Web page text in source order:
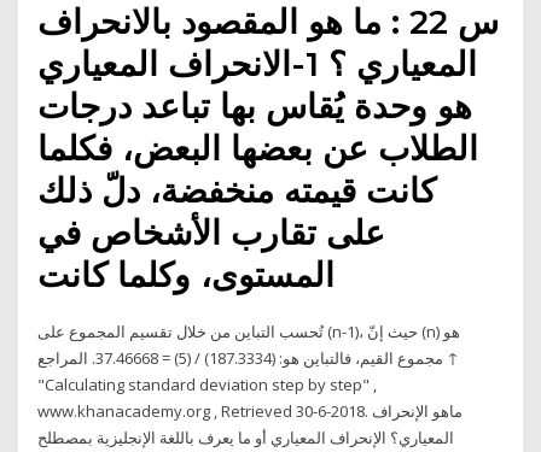
س 22 : ما هو المقصود بالانحراف
المعياري ؟ 1-الانحراف المعياري
هو وحدة يُقاس بها تباعد درجات
الطلاب عن بعضها البعض، فكلما
كانت قيمته منخفضة، دلّ ذلك
على تقارب الأشخاص في
المستوى، وكلما كانت
تُحسب التباين من خلال تقسيم المجموع على (n-1)، حيث إنّ (n) هو
مجموع القيم، فالتباين هو: (187.3334) / (5) = 37.46668. المراجع ↑
"Calculating standard deviation step by step" ,
www.khanacademy.org , Retrieved 30-6-2018. ماهو الإنحراف
المعياري؟ الإنحراف المعياري أو ما يعرف باللغة الإنجليزية بمصطلح